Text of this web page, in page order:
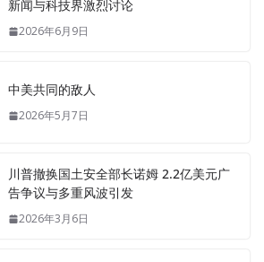
新闻与科技界激烈讨论
2026年6月9日
中美共同的敌人
2026年5月7日
川普撤换国土安全部长诺姆 2.2亿美元广
告争议与多重风波引发
2026年3月6日